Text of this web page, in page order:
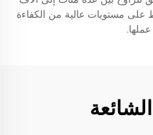
على مستويات عالية من الكفاءة